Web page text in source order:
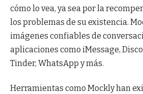
cómo lo vea, ya sea por la
los problemas de su existencia.
imágenes confiables de
aplicaciones como iMessage,
Tinder, WhatsApp y más.
Herramientas como Mockly han